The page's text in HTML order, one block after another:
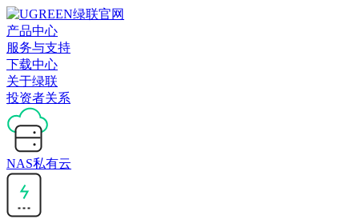
产品中心
服务与支持
下载中心
关于绿联
投资者关系
NAS私有云